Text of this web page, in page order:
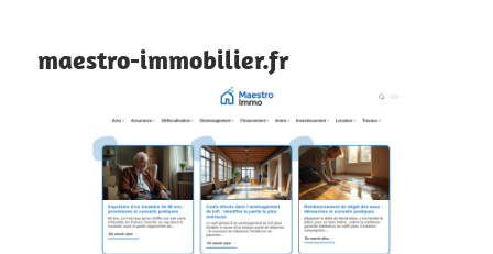
maestro-immobilier.fr